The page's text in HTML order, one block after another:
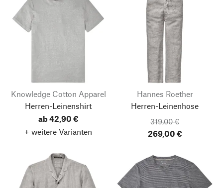
Knowledge Cotton Apparel
Herren-Leinenshirt
ab 42,90 €
+ weitere Varianten
Hannes Roether
Herren-Leinenhose
319,00 €
269,00 €